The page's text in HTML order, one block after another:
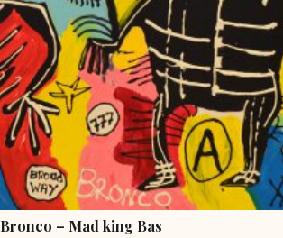
Bronco – Mad king Bas